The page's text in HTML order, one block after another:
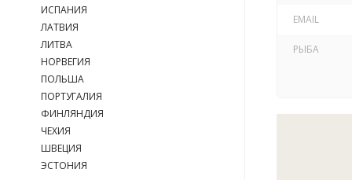
ИСПАНИЯ
ЛАТВИЯ
ЛИТВА
НОРВЕГИЯ
ПОЛЬША
ПОРТУГАЛИЯ
ФИНЛЯНДИЯ
ЧЕХИЯ
ШВЕЦИЯ
ЭСТОНИЯ
EMAIL
РЫБА